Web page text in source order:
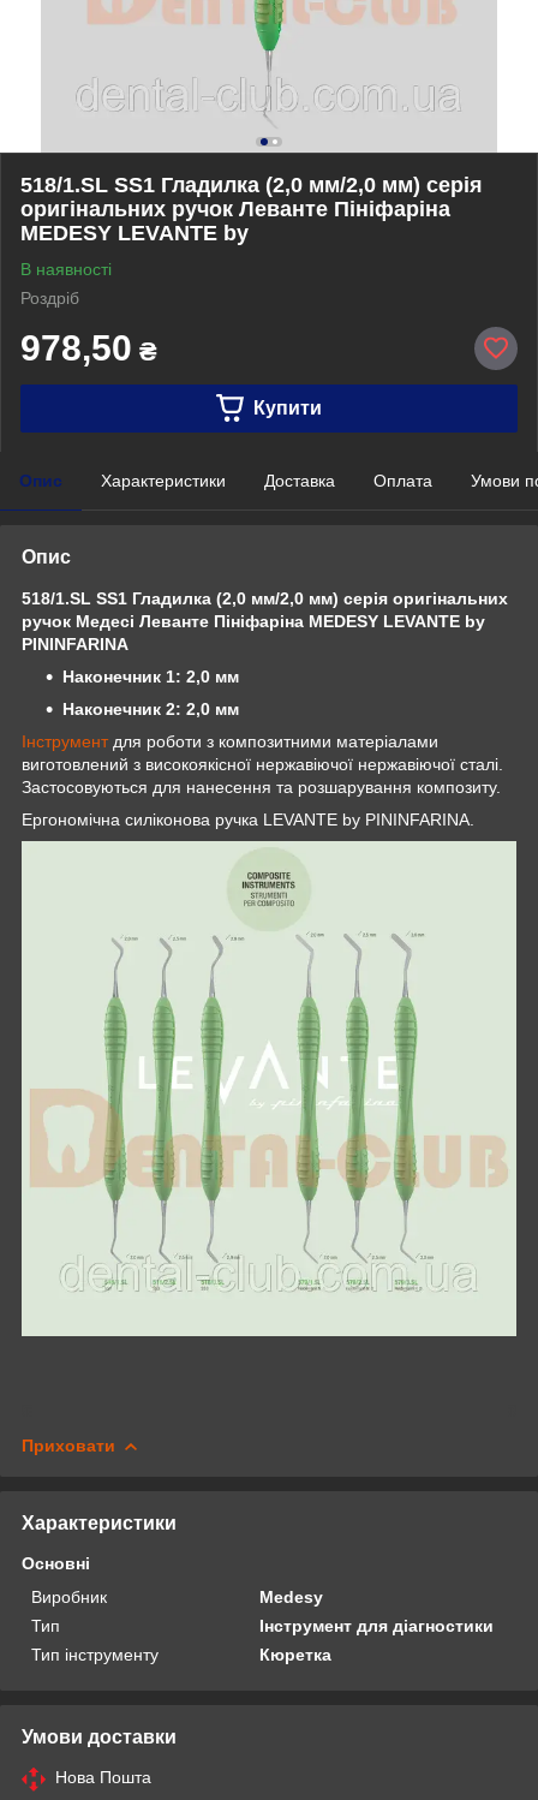
518/1.SL SS1 Гладилка (2,0 мм/2,0 мм) серія
оригінальних ручок Леванте Пініфаріна
MEDESY LEVANTE by
В наявності
Роздріб
978,50 ₴
Купити
Опис Характеристики Доставка Оплата Умови
Опис
518/1.SL SS1 Гладилка (2,0 мм/2,0 мм) серія оригінальних
ручок Медесі Леванте Пініфаріна MEDESY LEVANTE by
PININFARINA
Наконечник 1: 2,0 мм
Наконечник 2: 2,0 мм
Інструментдля роботи з композитними матеріалами
виготовлений з високоякісної нержавіючої нержавіючої сталі.
Застосовуються для нанесення та розшарування композиту.
Ергономічна силіконова ручка LEVANTE by PININFARINA.
Приховати
Характеристики
Основні
Виробник
Medesy
Тип
Інструмент для діагностики
Тип інструменту
Кюретка
Умови доставки
Нова Пошта